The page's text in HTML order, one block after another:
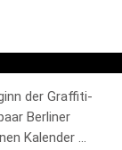
der Graffiti-
Berliner
Kalender …